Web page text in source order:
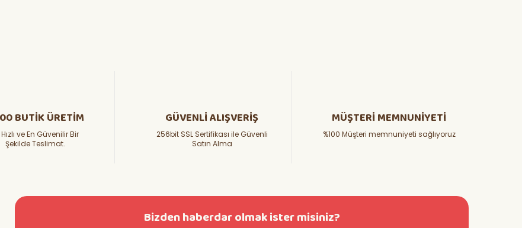
BUTİK ÜRETİM
ve En Güvenilir Bir
Şekilde Teslimat.
GÜVENLİ ALIŞVERİŞ
256bit SSL Sertifikası ile Güvenli
Satın Alma
MÜŞTERİ MEMNUNİYETİ
%100 Müşteri memnuniyeti sağlıyoruz
Bizden haberdar olmak ister misiniz?